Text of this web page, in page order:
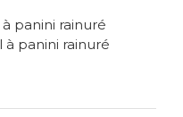
à panini rainuré
à panini rainuré